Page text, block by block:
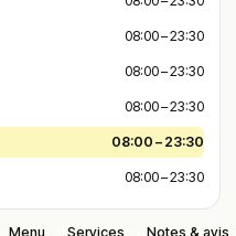
08:00 – 23:30
08:00 – 23:30
08:00 – 23:30
08:00 – 23:30
08:00 – 23:30
Menu Services Notes & avis